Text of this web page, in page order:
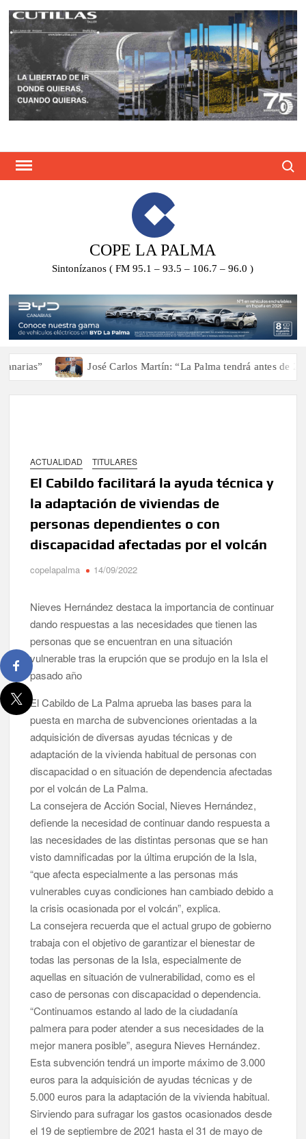
Saltar
contenido
COPE LA PALMA
Sintonízanos ( FM 95.1 – 93.5 – 106.7 – 96.0 )
José Carlos Martín: “La Palma tendrá antes de 2030
ACTUALIDAD TITULARES
El Cabildo facilitará la ayuda técnica y
la adaptación de viviendas de
personas dependientes o con
discapacidad afectadas por el volcán
copelapalma 14/09/2022
Nieves Hernández destaca la importancia de continuar
dando respuestas a las necesidades que tienen las
personas que se encuentran en una situación
vulnerable tras la erupción que se produjo en la Isla el
pasado año
El Cabildo de La Palma aprueba las bases para la
puesta en marcha de subvenciones orientadas a la
adquisición de diversas ayudas técnicas y de
adaptación de la vivienda habitual de personas con
discapacidad o en situación de dependencia afectadas
por el volcán de La Palma.
La consejera de Acción Social, Nieves Hernández,
defiende la necesidad de continuar dando respuesta a
las necesidades de las distintas personas que se han
visto damnificadas por la última erupción de la Isla,
“que afecta especialmente a las personas más
vulnerables cuyas condiciones han cambiado debido a
la crisis ocasionada por el volcán”, explica.
La consejera recuerda que el actual grupo de gobierno
trabaja con el objetivo de garantizar el bienestar de
todas las personas de la Isla, especialmente de
aquellas en situación de vulnerabilidad, como es el
caso de personas con discapacidad o dependencia.
“Continuamos estando al lado de la ciudadanía
palmera para poder atender a sus necesidades de la
mejor manera posible”, asegura Nieves Hernández.
Esta subvención tendrá un importe máximo de 3.000
euros para la adquisición de ayudas técnicas y de
5.000 euros para la adaptación de la vivienda habitual.
Sirviendo para sufragar los gastos ocasionados desde
el 19 de septiembre de 2021 hasta el 31 de mayo de